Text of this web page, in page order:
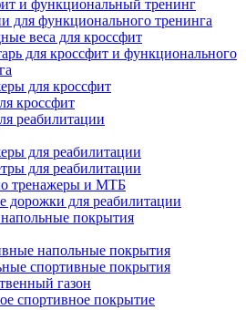
и функциональный тренинг
для функционального тренинга
веса для кроссфит
для кроссфит и функционального
для кроссфит
кроссфит
реабилитации
для реабилитации
для реабилитации
тренажеры и МТБ
дорожки для реабилитации
покрытия
напольные покрытия
спортивные покрытия
газон
спортивное покрытие